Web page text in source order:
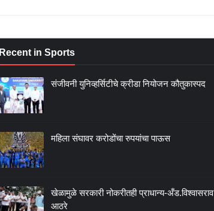
Recent in Sports
संजीवनी युनिव्हर्सिटीचे क्रीडा नियोजन कौतुकास्पद
महिला संघावर करोडोंचा रुपयांचा पाऊस
खेळामुळे सरकारी नोकरीतही प्राधान्य-अँड.विश्वासराव
आठरे